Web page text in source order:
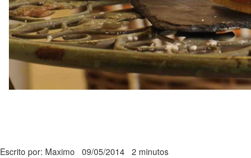
Escrito por: Maximo 09/05/2014 2 minutos